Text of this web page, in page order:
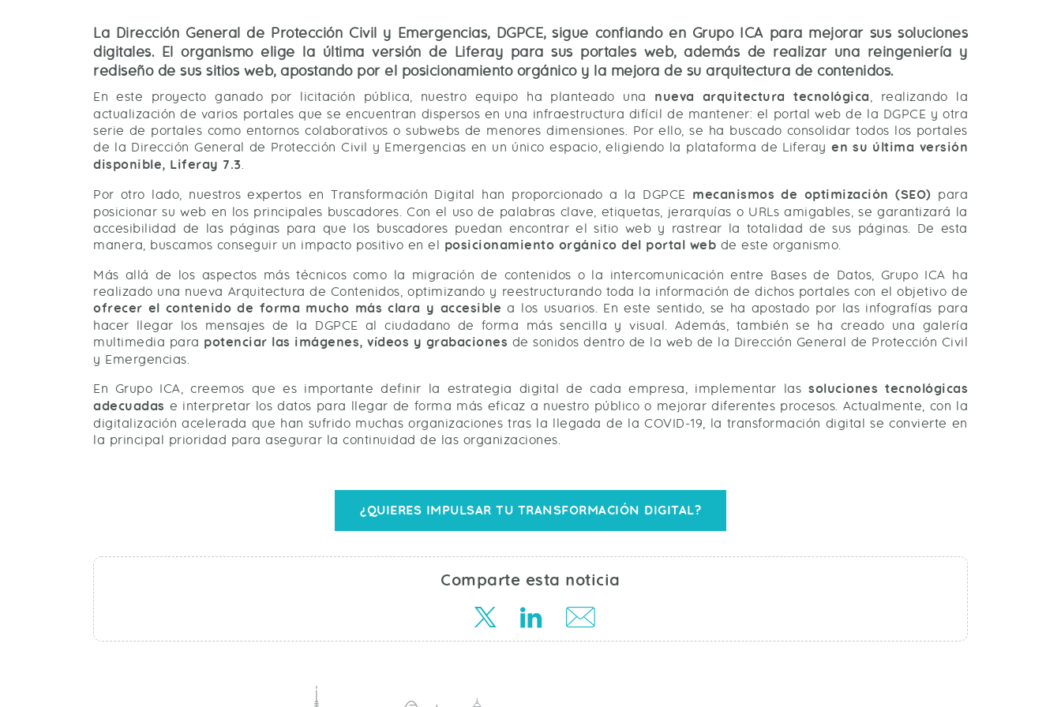
La Dirección General de Protección Civil y Emergencias, DGPCE, sigue confiando en Grupo ICA para mejorar sus soluciones
digitales. El organismo elige la última versión de Liferay para sus portales web, además de realizar una reingeniería y
rediseño de sus sitios web, apostando por el posicionamiento orgánico y la mejora de su arquitectura de contenidos.
En este proyecto ganado por licitación pública, nuestro equipo ha planteado una nueva arquitectura tecnológica, realizando la
actualización de varios portales que se encuentran dispersos en una infraestructura difícil de mantener: el portal web de la DGPCE y otra
serie de portales como entornos colaborativos o subwebs de menores dimensiones. Por ello, se ha buscado consolidar todos los portales
de la Dirección General de Protección Civil y Emergencias en un único espacio, eligiendo la plataforma de Liferay en su última versión
disponible, Liferay 7.3.
Por otro lado, nuestros expertos en Transformación Digital han proporcionado a la DGPCE mecanismos de optimización (SEO) para
posicionar su web en los principales buscadores. Con el uso de palabras clave, etiquetas, jerarquías o URLs amigables, se garantizará la
accesibilidad de las páginas para que los buscadores puedan encontrar el sitio web y rastrear la totalidad de sus páginas. De esta
manera, buscamos conseguir un impacto positivo en el posicionamiento orgánico del portal web de este organismo.
Más allá de los aspectos más técnicos como la migración de contenidos o la intercomunicación entre Bases de Datos, Grupo ICA ha
realizado una nueva Arquitectura de Contenidos, optimizando y reestructurando toda la información de dichos portales con el objetivo de
ofrecer el contenido de forma mucho más clara y accesible a los usuarios. En este sentido, se ha apostado por las infografías para
hacer llegar los mensajes de la DGPCE al ciudadano de forma más sencilla y visual. Además, también se ha creado una galería
multimedia para potenciar las imágenes, vídeos y grabaciones de sonidos dentro de la web de la Dirección General de Protección Civil
y Emergencias.
En Grupo ICA, creemos que es importante definir la estrategia digital de cada empresa, implementar lassoluciones tecnológicas
adecuadas e interpretar los datos para llegar de forma más eficaz a nuestro público o mejorar diferentes procesos. Actualmente, con la
digitalización acelerada que han sufrido muchas organizaciones tras la llegada de la COVID-19, la transformación digital se convierte en
la principal prioridad para asegurar la continuidad de las organizaciones.
¿QUIERES IMPULSAR TU TRANSFORMACIÓN DIGITAL?
Comparte esta noticia